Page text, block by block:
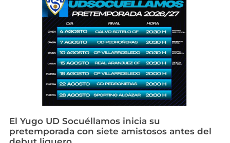
El Yugo UD Socuéllamos inicia su
pretemporada con siete amistosos antes del